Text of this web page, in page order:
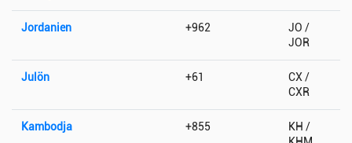
Jordanien +962
JO /
JOR
Julön +61
CX /
CXR
Kambodja +855
KH /